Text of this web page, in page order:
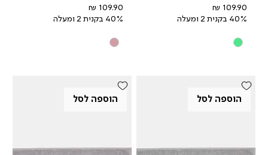
מחיר
40% בקנית 2 ומעלה
מחיר
40% בקנית 2 ומעלה
הוספה לסל הוספה לסל